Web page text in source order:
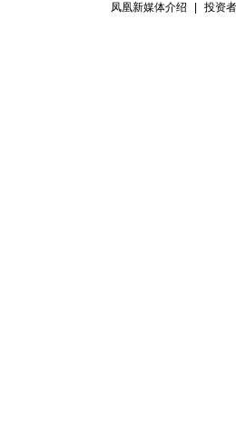
凤凰新媒体介绍 投资